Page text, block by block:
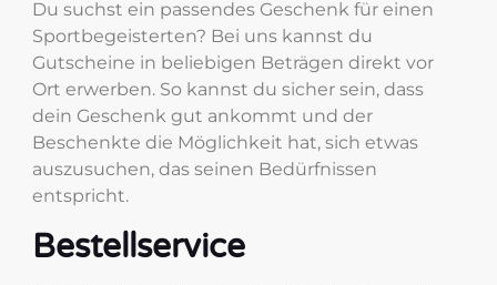
Du suchst ein passendes Geschenk für einen
Sportbegeisterten? Bei uns kannst du
Gutscheine in beliebigen Beträgen direkt vor
Ort erwerben. So kannst du sicher sein, dass
dein Geschenk gut ankommt und der
Beschenkte die Möglichkeit hat, sich etwas
auszusuchen, das seinen Bedürfnissen
entspricht.
Bestellservice